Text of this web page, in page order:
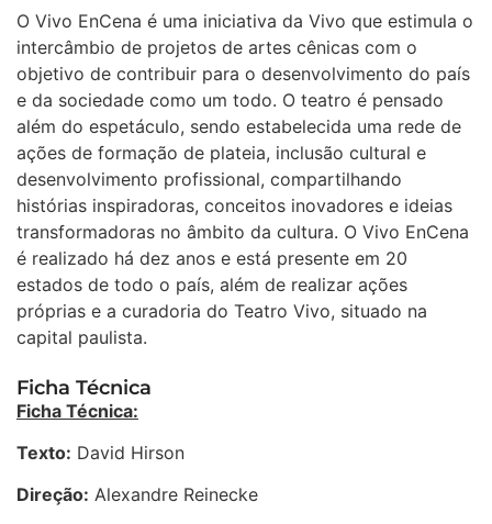
O Vivo EnCena é uma iniciativa da Vivo que estimula o
intercâmbio de projetos de artes cênicas com o
objetivo de contribuir para o desenvolvimento do país
e da sociedade como um todo. O teatro é pensado
além do espetáculo, sendo estabelecida uma rede de
ações de formação de plateia, inclusão cultural e
desenvolvimento profissional, compartilhando
histórias inspiradoras, conceitos inovadores e ideias
transformadoras no âmbito da cultura. O Vivo EnCena
é realizado há dez anos e está presente em 20
estados de todo o país, além de realizar ações
próprias e a curadoria do Teatro Vivo, situado na
capital paulista.
Ficha Técnica
Ficha Técnica:
Texto: David Hirson
Direção: Alexandre Reinecke